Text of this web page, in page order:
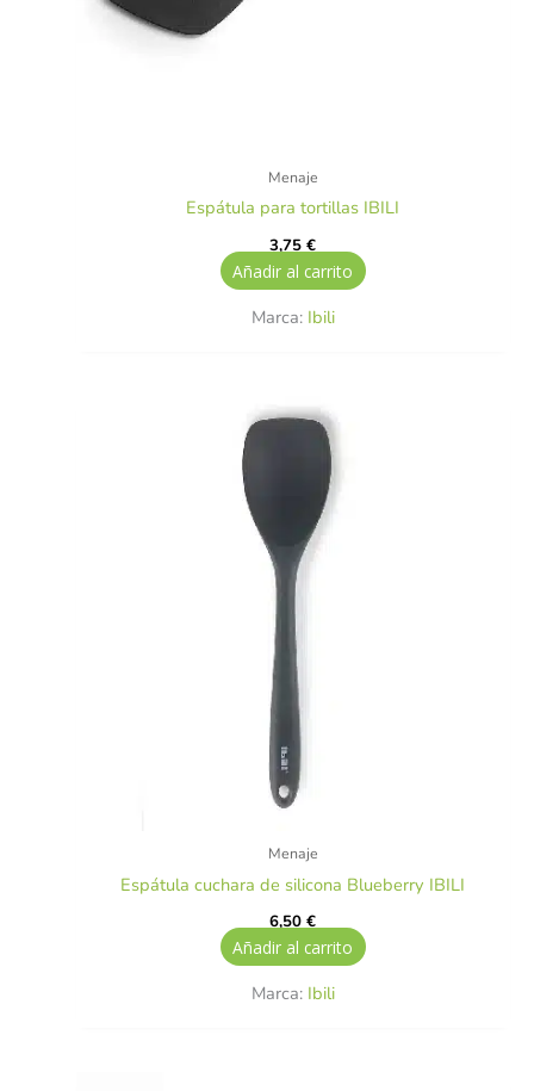
Menaje
Espátula para tortillas IBILI
3,75€
Añadir al carrito
Marca: Ibili
Menaje
Espátula cuchara de silicona Blueberry IBILI
6,50€
Añadir al carrito
Marca: Ibili